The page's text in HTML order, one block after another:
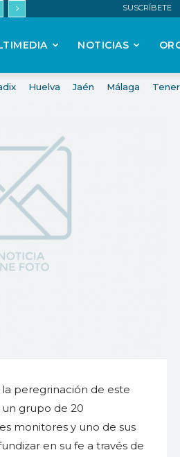
SUSCRÍBETE
NOTICIAS
Huelva Jaén Málaga
peregrinación de este
un grupo de 20
monitores y uno de sus
en su fe a través de